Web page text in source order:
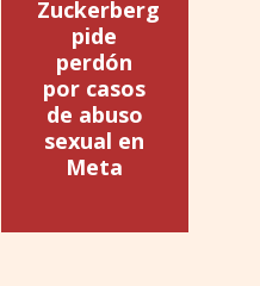
Zuckerberg
pide
perdón
por casos
de abuso
sexual en
Meta